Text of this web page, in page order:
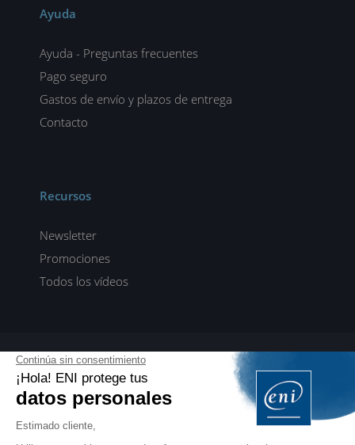
Ayuda
Ayuda - Preguntas frecuentes
Pago seguro
Gastos de envío y plazos de entrega
Contacto
Recursos
Newsletter
Promociones
Todos los vídeos
ENI elearning
E-formaciones en 5 idiomas